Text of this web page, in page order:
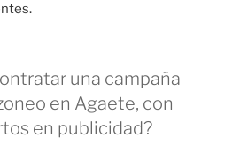
una campaña
en Agaete, con
en publicidad?